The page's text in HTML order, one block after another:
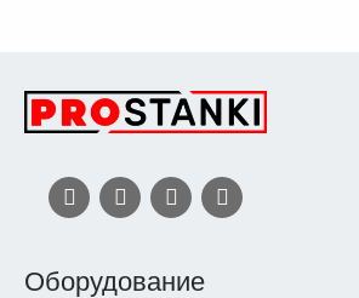
Оборудование